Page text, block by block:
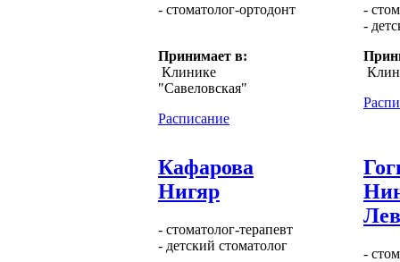
- стоматолог-ортодонт
Принимает в:
Клинике
"Савеловская"
Расписание
-
-
Кафарова
Нигяр
- стоматолог-терапевт
- детский стоматолог
-